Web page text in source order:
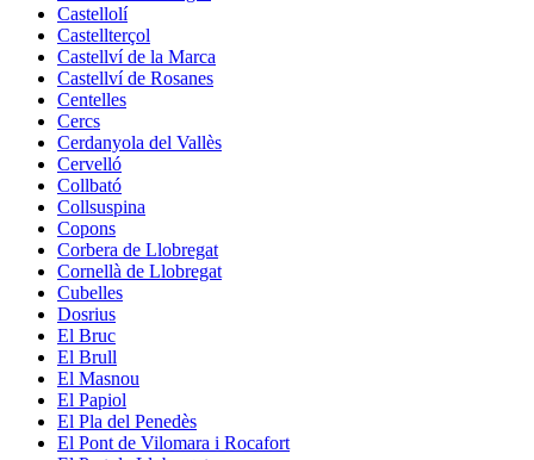
Castellolí
Castellterçol
Castellví de la Marca
Castellví de Rosanes
Centelles
Cercs
Cerdanyola del Vallès
Cervelló
Collbató
Collsuspina
Copons
Corbera de Llobregat
Cornellà de Llobregat
Cubelles
Dosrius
El Bruc
El Brull
El Masnou
El Papiol
El Pla del Penedès
El Pont de Vilomara i Rocafort